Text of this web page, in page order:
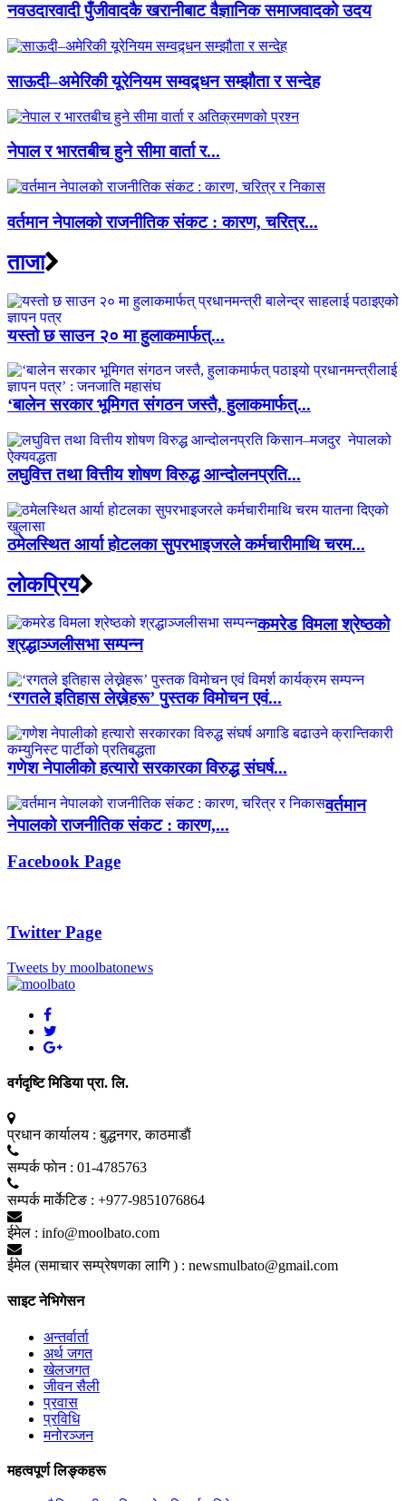
नवउदारवादी पुँजीवादकै खरानीबाट वैज्ञानिक समाजवादको उदय
साऊदी–अमेरिकी यूरेनियम सम्वद्र्धन सम्झौता र सन्देह
नेपाल र भारतबीच हुने सीमा वार्ता र...
वर्तमान नेपालको राजनीतिक संकट : कारण, चरित्र...
ताजा
यस्तो छ साउन २० मा हुलाकमार्फत्...
‘बालेन सरकार भूमिगत संगठन जस्तै, हुलाकमार्फत्...
लघुवित्त तथा वित्तीय शोषण विरुद्ध आन्दोलनप्रति...
ठमेलस्थित आर्या होटलका सुपरभाइजरले कर्मचारीमाथि चरम...
लाेकप्रिय
कमरेड विमला श्रेष्ठको
श्रद्धाञ्जलीसभा सम्पन्न
‘रगतले इतिहास लेख्नेहरू’ पुस्तक विमोचन एवं...
गणेश नेपालीको हत्यारो सरकारका विरुद्ध संघर्ष...
वर्तमान
नेपालको राजनीतिक संकट : कारण,...
Facebook Page
Twitter Page
Tweets by moolbatonews
वर्गदृष्टि मिडिया प्रा. लि.
प्रधान कार्यालय : बुद्धनगर, काठमाडाैं
सम्पर्क फाेन : 01-4785763
सम्पर्क मार्केटिङ : +977-9851076864
ईमेल : info@moolbato.com
ईमेल (समाचार सम्प्रेषणका लागि ) : newsmulbato@gmail.com
साइट नेभिगेसन
अन्तर्वार्ता
अर्थ जगत
खेलजगत
जीवन सैली
प्रवास
प्रविधि
मनोरञ्जन
महत्वपूर्ण लिङ्कहरू